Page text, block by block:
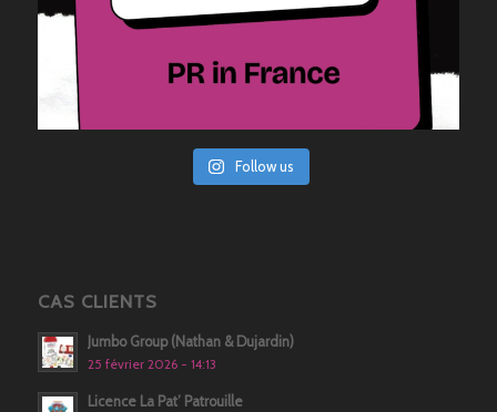
Follow us
CAS CLIENTS
Jumbo Group (Nathan & Dujardin)
25 février 2026 - 14:13
Licence La Pat’ Patrouille